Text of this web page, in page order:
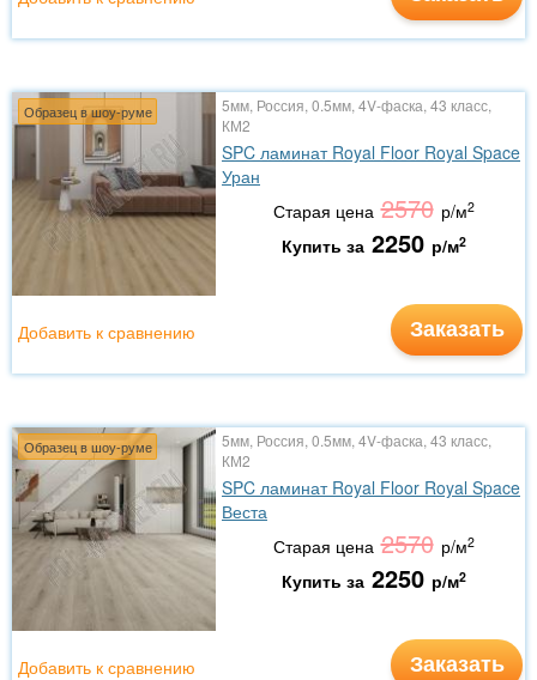
Образец в шоу-руме
5мм, Россия, 0.5мм, 4V-фаска, 43 класс,
КМ2
SPC ламинат Royal Floor Royal Space
Уран
Старая цена 2570 р/м2
Купить за 2250 р/м2
Заказать
Добавить к сравнению
Образец в шоу-руме
5мм, Россия, 0.5мм, 4V-фаска, 43 класс,
КМ2
SPC ламинат Royal Floor Royal Space
Веста
Старая цена 2570 р/м2
Купить за 2250 р/м2
Заказать
Добавить к сравнению